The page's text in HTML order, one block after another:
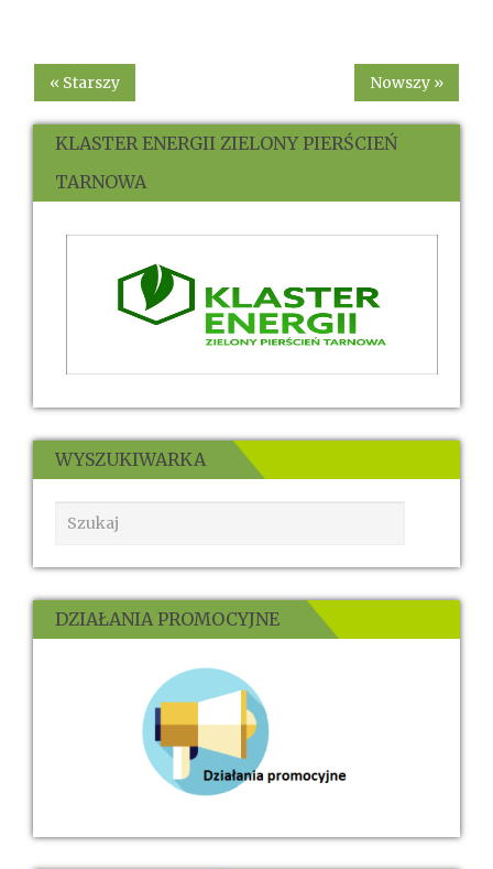
« Starszy Nowszy »
KLASTER ENERGII ZIELONY PIERŚCIEŃ
TARNOWA
WYSZUKIWARKA
DZIAŁANIA PROMOCYJNE